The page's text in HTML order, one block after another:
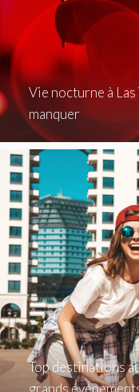
Vie nocturne à Las
manquer
Top destinations